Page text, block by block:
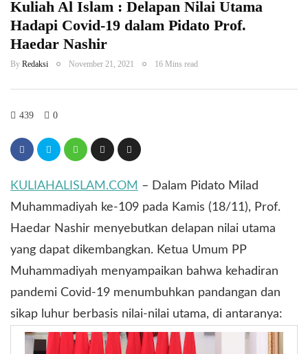
Kuliah Al Islam : Delapan Nilai Utama
Hadapi Covid-19 dalam Pidato Prof.
Haedar Nashir
By Redaksi November 21, 2021 16 Mins read
439 0
KULIAHALISLAM.COM – Dalam Pidato Milad
Muhammadiyah ke-109 pada Kamis (18/11), Prof.
Haedar Nashir menyebutkan delapan nilai utama
yang dapat dikembangkan. Ketua Umum PP
Muhammadiyah menyampaikan bahwa kehadiran
pandemi Covid-19 menumbuhkan pandangan dan
sikap luhur berbasis nilai-nilai utama, di antaranya: